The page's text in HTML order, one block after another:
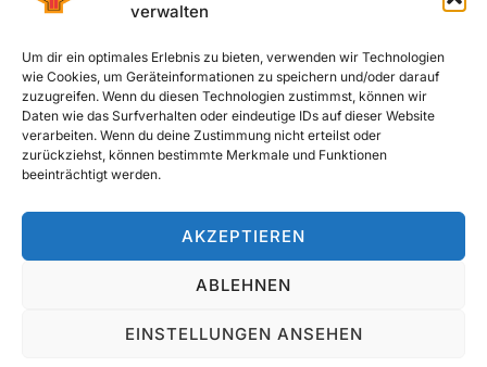
verwalten
Um dir ein optimales Erlebnis zu bieten, verwenden wir Technologien
wie Cookies, um Geräteinformationen zu speichern und/oder darauf
zuzugreifen. Wenn du diesen Technologien zustimmst, können wir
Daten wie das Surfverhalten oder eindeutige IDs auf dieser Website
verarbeiten. Wenn du deine Zustimmung nicht erteilst oder
zurückziehst, können bestimmte Merkmale und Funktionen
beeinträchtigt werden.
AKZEPTIEREN
ABLEHNEN
EINSTELLUNGEN ANSEHEN
SUCHE
Copyright © 2026 SC-Erl